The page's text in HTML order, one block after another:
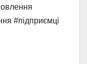
#підприємці